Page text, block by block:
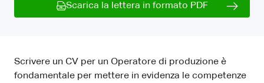
Scarica la lettera in formato PDF
Scrivere un CV per un Operatore di produzione è
fondamentale per mettere in evidenza le competenze